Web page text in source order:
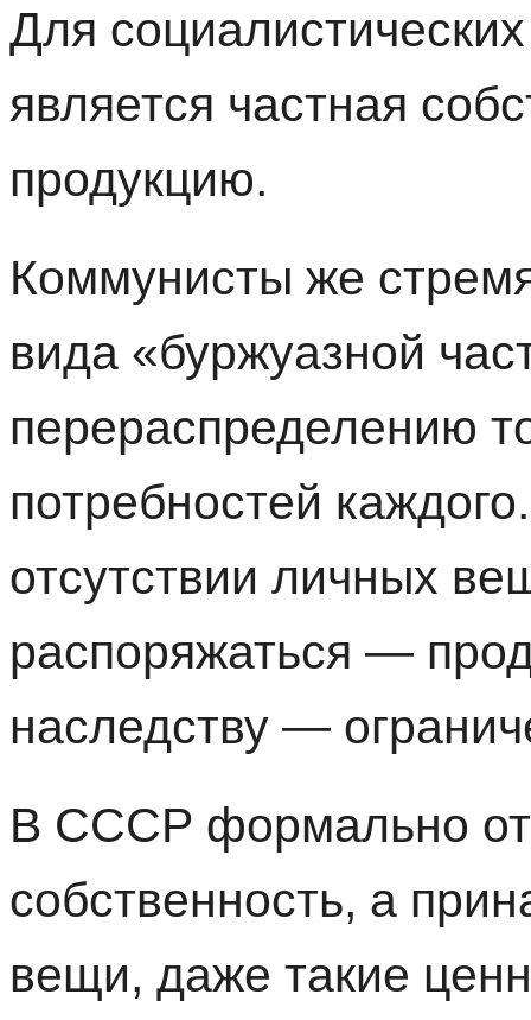
Для
является частная
продукцию.
Коммунисты же
вида «буржуазной
перераспределению
потребностей
отсутствии личных
распоряжаться —
наследству —
В СССР формально
собственность, а
вещи, даже такие